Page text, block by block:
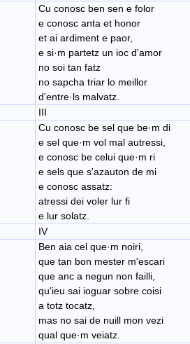
Cu conosc ben sen e folor
e conosc anta et honor
et ai ardiment e paor,
​e si·m partetz un ioc d'amor
​no soi tan fatz
​no sapcha triar lo meillor
​d'entre·ls malvatz.
III
Cu conosc be sel que be·m di
e sel que·​m vol mal autressi,
e conosc be celui que·m ri
e sels que s'azauton de mi
e conosc assatz:
atressi dei voler lur fi
e lur solatz.
IV
Ben aia cel que·​m noiri,
que tan bon mester m'escari
que anc a negun non failli,
qu'ieu sai ioguar sobre coisi
a totz tocatz,
mas no sai de nuill mon vezi
qual que·m veiatz.